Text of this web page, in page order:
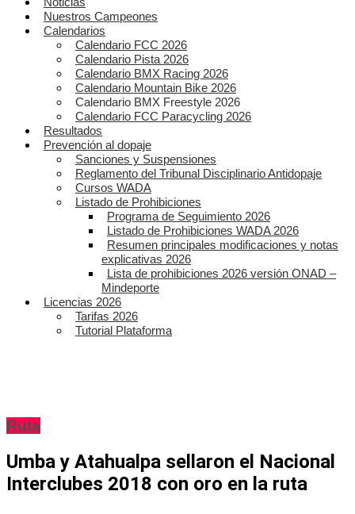
Nuestros Campeones
Calendarios
Calendario FCC 2026
Calendario Pista 2026
Calendario BMX Racing 2026
Calendario Mountain Bike 2026
Calendario BMX Freestyle 2026
Calendario FCC Paracycling 2026
Resultados
Prevención al dopaje
Sanciones y Suspensiones
Reglamento del Tribunal Disciplinario Antidopaje
Cursos WADA
Listado de Prohibiciones
Programa de Seguimiento 2026
Listado de Prohibiciones WADA 2026
Resumen principales modificaciones y notas
explicativas 2026
Lista de prohibiciones 2026 versión ONAD –
Mindeporte
Licencias 2026
Tarifas 2026
Tutorial Plataforma
Ruta
Umba y Atahualpa sellaron el Nacional
Interclubes 2018 con oro en la ruta